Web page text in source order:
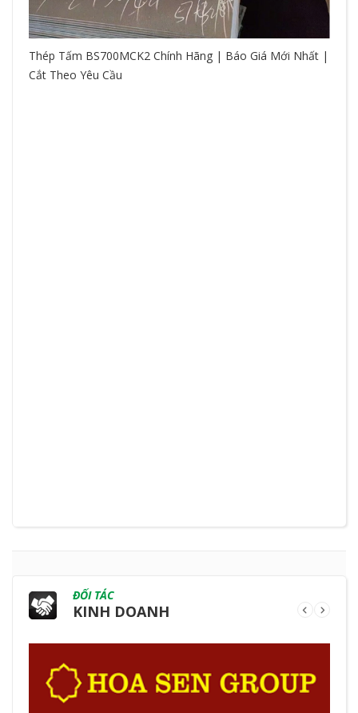
Thép Tấm BS700MCK2 Chính Hãng | Báo Giá Mới Nhất |
Cắt Theo Yêu Cầu
ĐỐI TÁC
KINH DOANH